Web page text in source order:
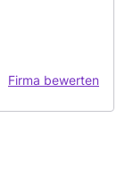
Firma bewerten